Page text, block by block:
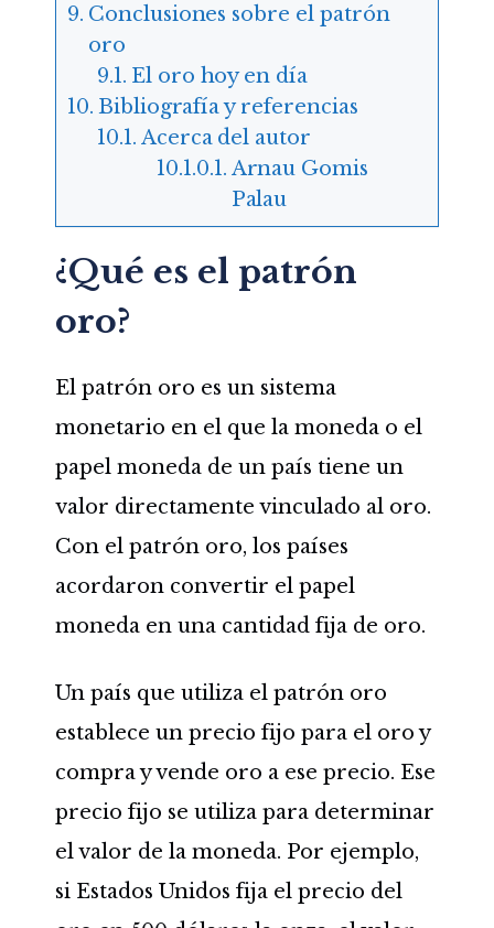
Conclusiones sobre el patrón
oro
El oro hoy en día
Bibliografía y referencias
Acerca del autor
Arnau Gomis
Palau
¿Qué es el patrón
oro?
El patrón oro es un sistema
monetario en el que la moneda o el
papel moneda de un país tiene un
valor directamente vinculado al oro.
Con el patrón oro, los países
acordaron convertir el papel
moneda en una cantidad fija de oro.
Un país que utiliza el patrón oro
establece un precio fijo para el oro y
compra y vende oro a ese precio. Ese
precio fijo se utiliza para determinar
el valor de la moneda. Por ejemplo,
si Estados Unidos fija el precio del